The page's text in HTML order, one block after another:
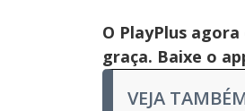
O PlayPlus
graça. Baixe o
VEJA